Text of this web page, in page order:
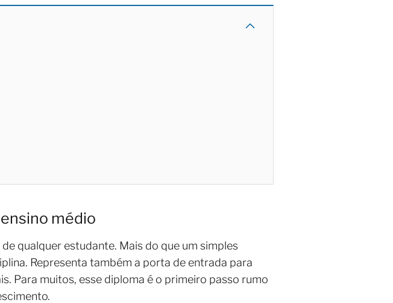
médio
qualquer estudante. Mais do que um simples
Representa também a porta de entrada para
Para muitos, esse diploma é o primeiro passo rumo